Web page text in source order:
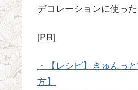
デコレーションに使っ
[PR]
・【レシピ】きゅんっ
方】